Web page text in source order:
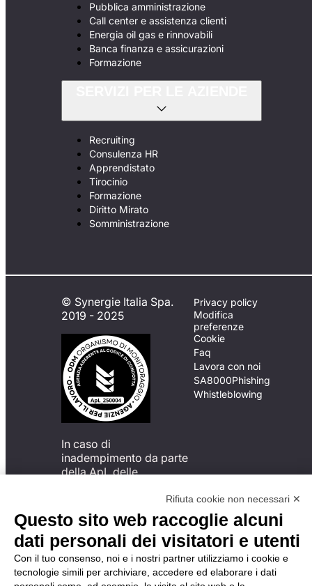
Pubblica amministrazione
Call center e assistenza clienti
Energia oil gas e rinnovabili
Banca finanza e assicurazioni
Formazione
Recruiting
Consulenza HR
Apprendistato
Tirocinio
Formazione
Diritto Mirato
Somministrazione
© Synergie Italia Spa.
2019 - 2025
In caso di
inadempimento da parte
della ApL delle
del Codice di Condotta, è
possibile presentare un
reclamo
all’Organismo di
Monitoraggio utilizzando
una delle modalità
descritte al seguente
Privacy policy
Modifica
preferenze
Cookie
Faq
Lavora con noi
SA8000Phishing
Whistleblowing
Rifiuta cookie non necessari ✕
Questo sito web raccoglie alcuni
dati personali dei visitatori e utenti
Con il tuo consenso, noi e i nostri partner utilizziamo i cookie e
tecnologie simili per archiviare, accedere ed elaborare i dati